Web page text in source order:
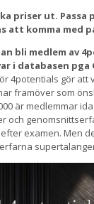
priser ut.
att komma med
bli medlem av
i databasen pga
4potentials gör att
framöver som
är medlemmar
och
examen. Men